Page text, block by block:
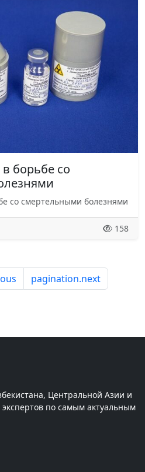
борьбе со
со смертельными болезнями
158
pagination.next
Центральной Азии и
по самым актуальным